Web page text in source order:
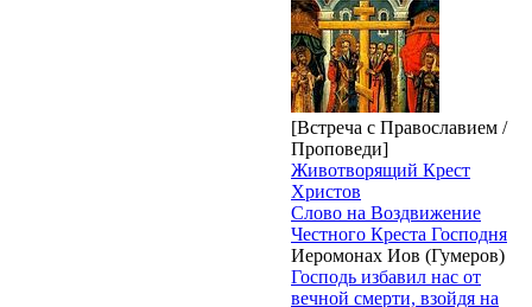
[Встреча с Православием /
Проповеди]
Животворящий Крест
Христов
Слово на Воздвижение
Честного Креста Господня
Иеромонах Иов (Гумеров)
Господь избавил нас от
вечной смерти, взойдя на